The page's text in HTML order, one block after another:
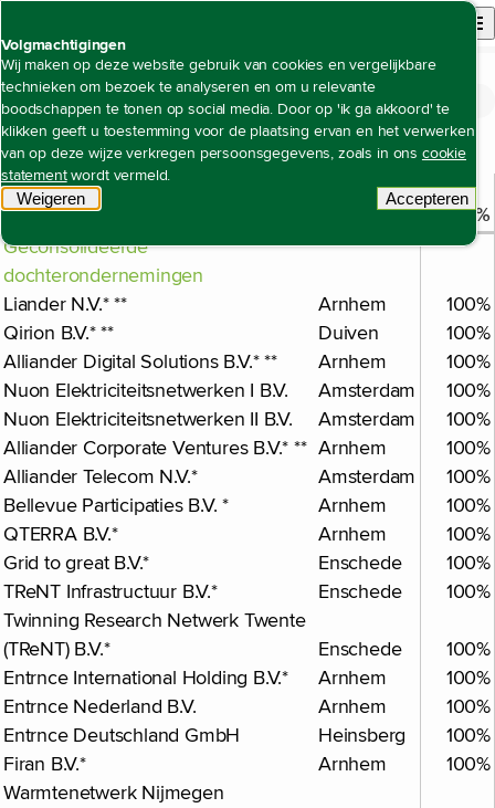
Volgmachtigingen
Wij maken op deze website gebruik van cookies en vergelijkbare
technieken om bezoek te analyseren en om u relevante
boodschappen te tonen op social media. Door op 'ik ga akkoord' te
klikken geeft u toestemming voor de plaatsing ervan en het verwerken
van op deze wijze verkregen persoonsgegevens, zoals in ons cookie
statementwordt vermeld.
Weigeren
Accepteren
Open site
Open content navigation
Jaarverslag 2024
Jaarrekening
Dochterondernemingen en overige deelnemingen
Dochterondernemingen en overige
deelnemingen
Per 31 december 2024
%
Geconsolideerde
dochterondernemingen
Liander N.V.* **
Arnhem
100%
Qirion B.V.* **
Duiven
100%
Alliander Digital Solutions B.V.* **
Arnhem
100%
Nuon Elektriciteitsnetwerken I B.V.
Amsterdam
100%
Nuon Elektriciteitsnetwerken II B.V.
Amsterdam
100%
Alliander Corporate Ventures B.V.* ** Arnhem
100%
Alliander Telecom N.V.*
Amsterdam
100%
Bellevue Participaties B.V. *
Arnhem
100%
QTERRA B.V.*
Arnhem
100%
Grid to great B.V.*
Enschede
100%
TReNT Infrastructuur B.V.*
Enschede
100%
Twinning Research Netwerk Twente
(TReNT) B.V.*
Enschede
100%
Entrnce International Holding B.V.*
Arnhem
100%
Entrnce Nederland B.V.
Arnhem
100%
Entrnce Deutschland GmbH
Heinsberg
100%
Firan B.V.*
Arnhem
100%
Warmtenetwerk Nijmegen